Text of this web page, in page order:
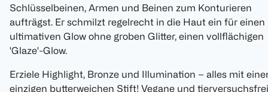
Schlüsselbeinen, Armen und Beinen zum Konturieren
aufträgst. Er schmilzt regelrecht in die Haut ein für einen
ultimativen Glow ohne groben Glitter, einen vollflächigen
'Glaze'-Glow.
Erziele Highlight, Bronze und Illumination – alles mit
einzigen butterweichen Stift! Vegane und